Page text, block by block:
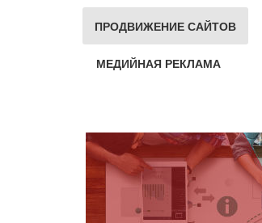
ПРОДВИЖЕНИЕ САЙТОВ
МЕДИЙНАЯ РЕКЛАМА